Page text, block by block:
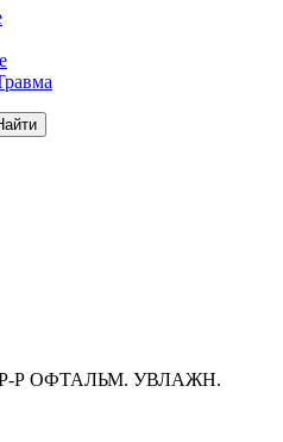
Р ОФТАЛЬМ. УВЛАЖН.